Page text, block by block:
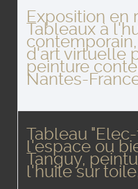
Exposition en
Tableaux à
d'art virtuelle
peinture
Nantes-
Tableau
l'espace ou
Tanguy,
l'huile sur